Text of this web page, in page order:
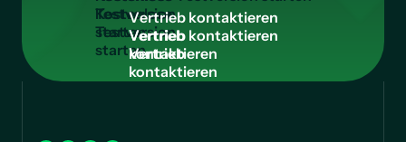
Testversion
starten
Vertrieb kontaktieren
Vertrieb
kontaktieren